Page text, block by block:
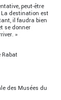
peut-être
La destination est
il faudra bien
se donner
»
Rabat
des Musées du